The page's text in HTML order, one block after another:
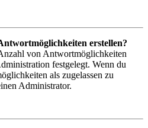
erstellen?
von Antwortmöglichkeiten
festgelegt. Wenn du
als zugelassen zu
Administrator.